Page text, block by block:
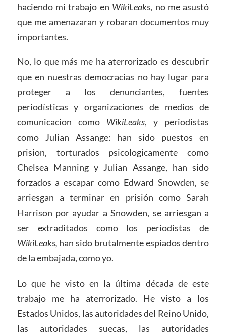
haciendo mi trabajo en WikiLeaks, no me asustó
que me amenazaran y robaran documentos muy
importantes.
No, lo que más me ha aterrorizado es descubrir
que en nuestras democracias no hay lugar para
proteger a los denunciantes, fuentes
periodísticas y organizaciones de medios de
comunicacion como WikiLeaks, y periodistas
como Julian Assange: han sido puestos en
prision, torturados psicologicamente como
Chelsea Manning y Julian Assange, han sido
forzados a escapar como Edward Snowden, se
arriesgan a terminar en prisión como Sarah
Harrison por ayudar a Snowden, se arriesgan a
ser extraditados como los periodistas de
WikiLeaks, han sido brutalmente espiados dentro
de la embajada, como yo.
Lo que he visto en la última década de este
trabajo me ha aterrorizado. He visto a los
Estados Unidos, las autoridades del Reino Unido,
las autoridades suecas, las autoridades